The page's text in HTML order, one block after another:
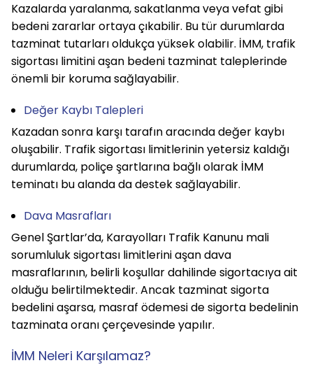
Kazalarda yaralanma, sakatlanma veya vefat gibi
bedeni zararlar ortaya çıkabilir. Bu tür durumlarda
tazminat tutarları oldukça yüksek olabilir. İMM, trafik
sigortası limitini aşan bedeni tazminat taleplerinde
önemli bir koruma sağlayabilir.
Değer Kaybı Talepleri
Kazadan sonra karşı tarafın aracında değer kaybı
oluşabilir. Trafik sigortası limitlerinin yetersiz kaldığı
durumlarda, poliçe şartlarına bağlı olarak İMM
teminatı bu alanda da destek sağlayabilir.
Dava Masrafları
Genel Şartlar’da, Karayolları Trafik Kanunu mali
sorumluluk sigortası limitlerini aşan dava
masraflarının, belirli koşullar dahilinde sigortacıya ait
olduğu belirtilmektedir. Ancak tazminat sigorta
bedelini aşarsa, masraf ödemesi de sigorta bedelinin
tazminata oranı çerçevesinde yapılır.
İMM Neleri Karşılamaz?